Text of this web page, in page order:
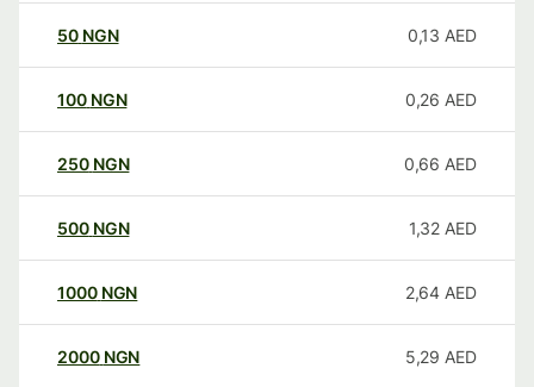
50 NGN 0,13 AED
100 NGN 0,26 AED
250 NGN 0,66 AED
500 NGN 1,32 AED
1000 NGN 2,64 AED
2000 NGN 5,29 AED